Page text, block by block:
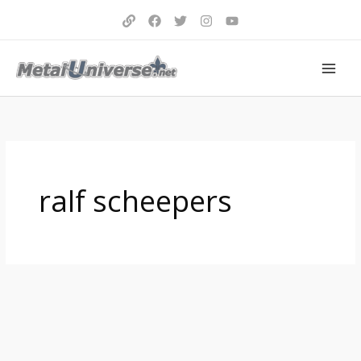
ralf scheepers